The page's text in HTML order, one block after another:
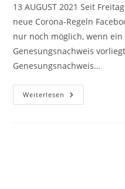
13 AUGUST 2021 Seit
neue Corona-Regeln
nur noch möglich, wenn
Genesungsnachweis
Genesungsnachweis…
Weiterlesen Corona
Regelung